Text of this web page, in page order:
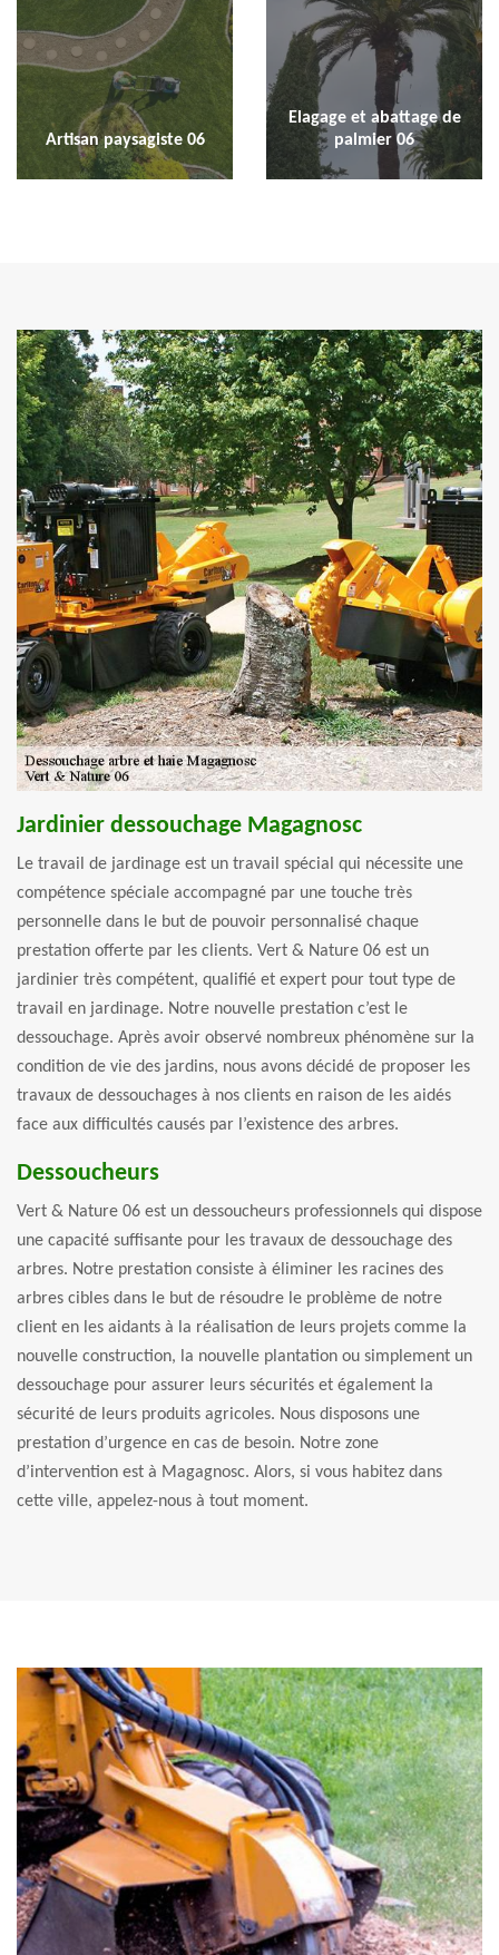
Artisan paysagiste 06
Elagage et abattage de
palmier 06
Jardinier dessouchage Magagnosc
Le travail de jardinage est un travail spécial qui nécessite une
compétence spéciale accompagné par une touche très
personnelle dans le but de pouvoir personnalisé chaque
prestation offerte par les clients. Vert & Nature 06 est un
jardinier très compétent, qualifié et expert pour tout type de
travail en jardinage. Notre nouvelle prestation c’est le
dessouchage. Après avoir observé nombreux phénomène sur la
condition de vie des jardins, nous avons décidé de proposer les
travaux de dessouchages à nos clients en raison de les aidés
face aux difficultés causés par l’existence des arbres.
Dessoucheurs
Vert & Nature 06 est un dessoucheurs professionnels qui dispose
une capacité suffisante pour les travaux de dessouchage des
arbres. Notre prestation consiste à éliminer les racines des
arbres cibles dans le but de résoudre le problème de notre
client en les aidants à la réalisation de leurs projets comme la
nouvelle construction, la nouvelle plantation ou simplement un
dessouchage pour assurer leurs sécurités et également la
sécurité de leurs produits agricoles. Nous disposons une
prestation d’urgence en cas de besoin. Notre zone
d’intervention est à Magagnosc. Alors, si vous habitez dans
cette ville, appelez-nous à tout moment.